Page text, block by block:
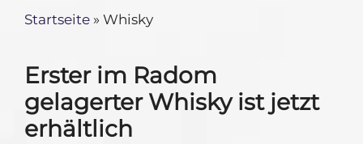
Startseite » Whisky
Erster im Radom
gelagerter Whisky ist jetzt
erhältlich